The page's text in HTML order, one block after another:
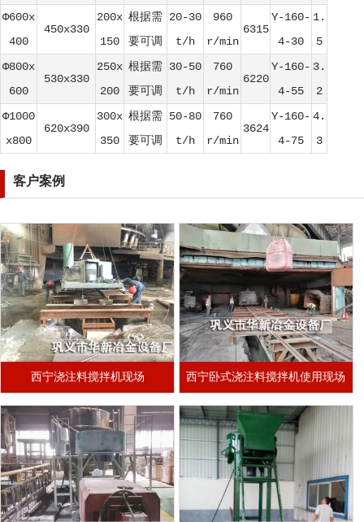
Φ600x
400
450x330
200x
150
根据需
要可调
20-30
t/h
960
r/min
6315
Y-160-
4-30
1.
5
Φ800x
600
530x330
250x
200
根据需
要可调
30-50
t/h
760
r/min
6220
Y-160-
4-55
3.
2
Φ1000
x800
620x390
300x
350
根据需
要可调
50-80
t/h
760
r/min
3624
Y-160-
4-75
4.
3
客户案例
西宁浇注料搅拌机现场 西宁卧式浇注料搅拌机使用现场